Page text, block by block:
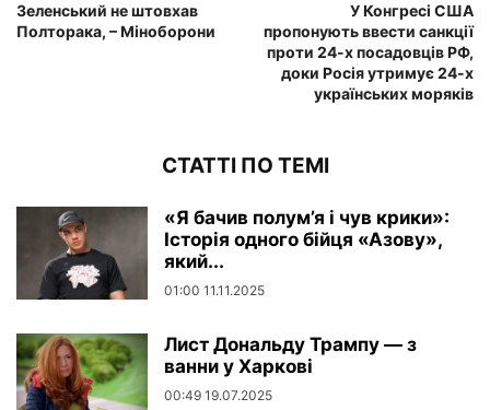
Зеленський не штовхав
Полторака, – Міноборони
У Конгресі США
пропонують ввести санкції
проти 24-х посадовців РФ,
доки Росія утримує 24-х
українських моряків
СТАТТІ ПО ТЕМІ
«Я бачив полум’я і чув крики»:
Історія одного бійця «Азову»,
який...
01:00 11.11.2025
Лист Дональду Трампу — з
ванни у Харкові
00:49 19.07.2025